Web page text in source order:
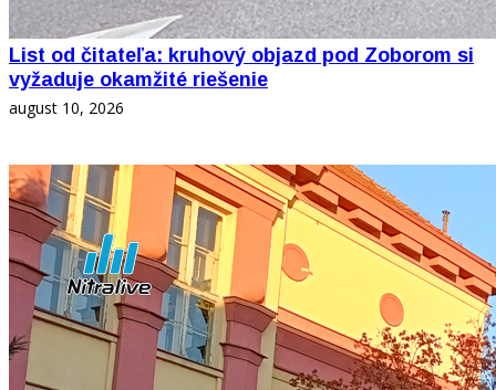
List od čitateľa: kruhový objazd pod Zoborom si
vyžaduje okamžité riešenie
august 10, 2026